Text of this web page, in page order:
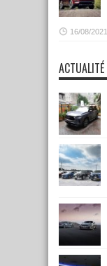
16/08/2021
ACTUALITÉ